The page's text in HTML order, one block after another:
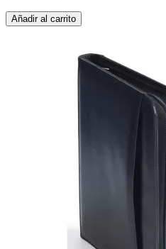
Añadir al carrito